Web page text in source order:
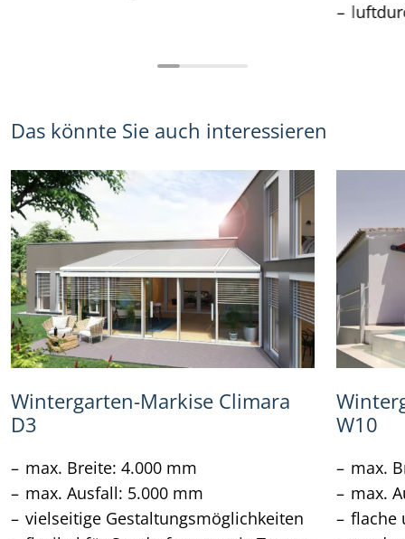
Das könnte Sie auch interessieren
Wintergarten-Markise Climara
D3
max. Breite: 4.000 mm
max. Ausfall: 5.000 mm
vielseitige Gestaltungsmöglichkeiten
W10
max.
max.
flache